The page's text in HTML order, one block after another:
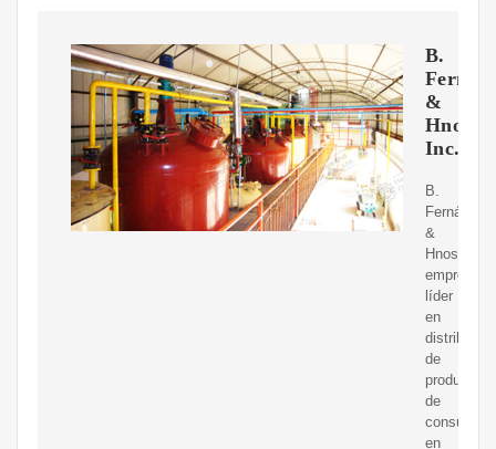
B.
&
Hnos
Inc.
B.
Fernández
&
Hnos.
empresa
líder
en
de
productos
de
consumo
en